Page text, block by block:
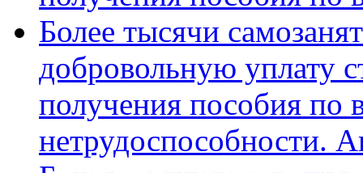
Более тысячи
добровольную уплату
получения пособия по
нетрудоспособности.